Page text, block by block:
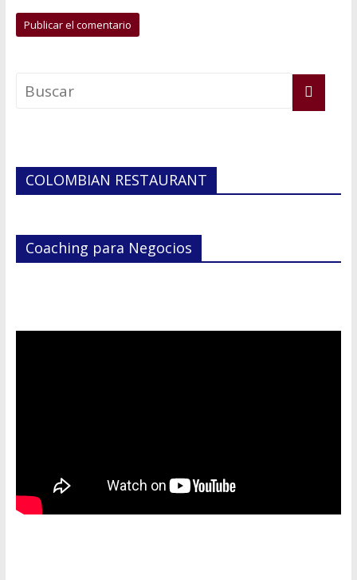
COLOMBIAN RESTAURANT
Coaching para Negocios